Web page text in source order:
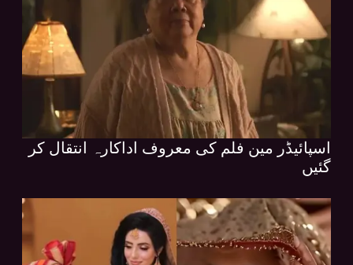
اسپائیڈر مین فلم کی معروف اداکارہ انتقال کر
گئیں